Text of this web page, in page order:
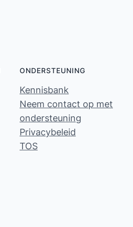
ONDERSTEUNING
Kennisbank
Neem contact op met
ondersteuning
Privacybeleid
TOS